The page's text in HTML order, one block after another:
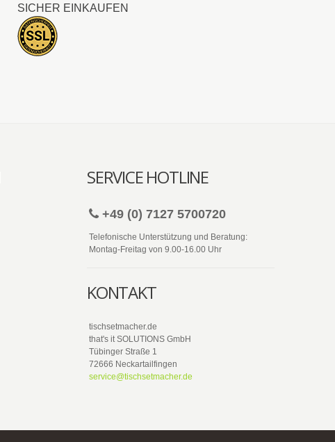
SICHER EINKAUFEN
SERVICE HOTLINE
+49 (0) 7127 5700720
Telefonische Unterstützung und Beratung:
Montag-Freitag von 9.00-16.00 Uhr
KONTAKT
tischsetmacher.de
that's it SOLUTIONS GmbH
Tübinger Straße 1
72666 Neckartailfingen
service@tischsetmacher.de